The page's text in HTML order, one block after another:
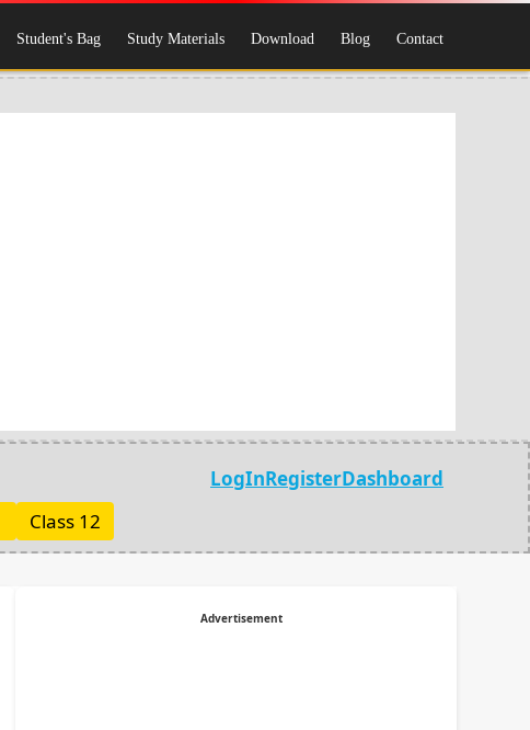
Student's Bag Study Materials Download Blog Contact
LogInRegisterDashboard
Class 12
Advertisement